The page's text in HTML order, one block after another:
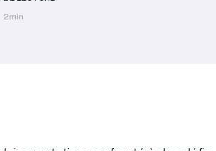
2min